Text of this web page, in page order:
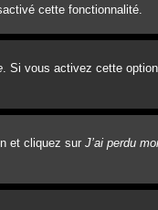
cette fonctionnalité.
. Si vous activez cette
et cliquez sur J’ai perdu